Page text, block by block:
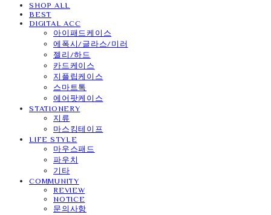
SHOP ALL
BEST
DIGITAL ACC
아이패드케이스
에폭시/글라스/미러
젤리/하드
카드케이스
지플립케이스
스마트톡
에어팟케이스
STATIONERY
지류
마스킹테이프
LIFE STYLE
마우스패드
파우치
기타
COMMUNITY
REVIEW
NOTICE
문의사항